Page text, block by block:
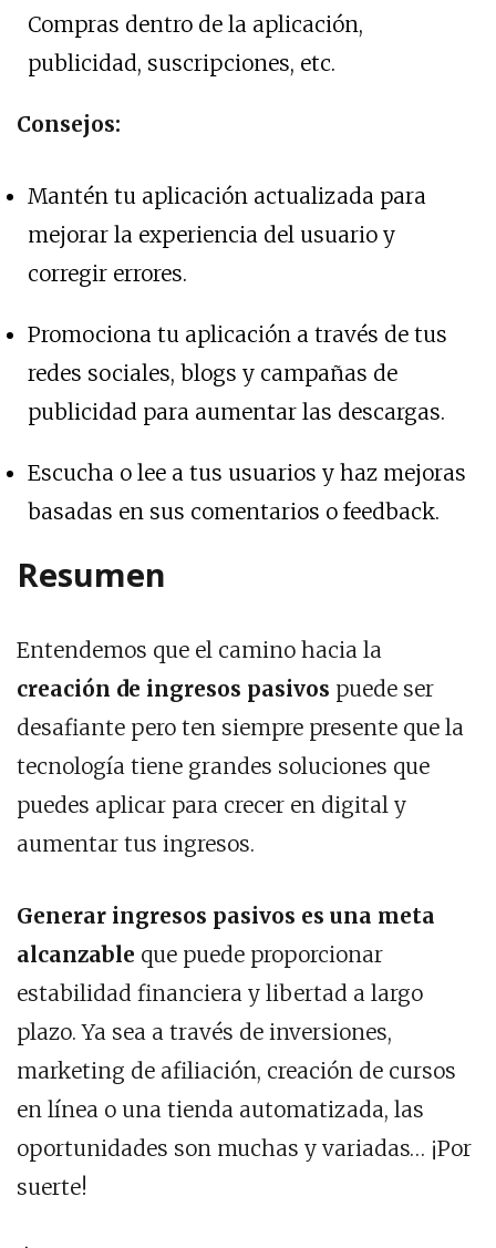
Compras dentro de la aplicación,
publicidad, suscripciones, etc.
Consejos:
Mantén tu aplicación actualizada para
mejorar la experiencia del usuario y
corregir errores.
Promociona tu aplicación a través de tus
redes sociales, blogs y campañas de
publicidad para aumentar las descargas.
Escucha o lee a tus usuarios y haz mejoras
basadas en sus comentarios o feedback.
Resumen
Entendemos que el camino hacia la
creación de ingresos pasivos puede ser
desafiante pero ten siempre presente que la
tecnología tiene grandes soluciones que
puedes aplicar para crecer en digital y
aumentar tus ingresos.
Generar ingresos pasivos es una meta
alcanzable que puede proporcionar
estabilidad financiera y libertad a largo
plazo. Ya sea a través de inversiones,
marketing de afiliación, creación de cursos
en línea o una tienda automatizada, las
oportunidades son muchas y variadas… ¡Por
suerte!